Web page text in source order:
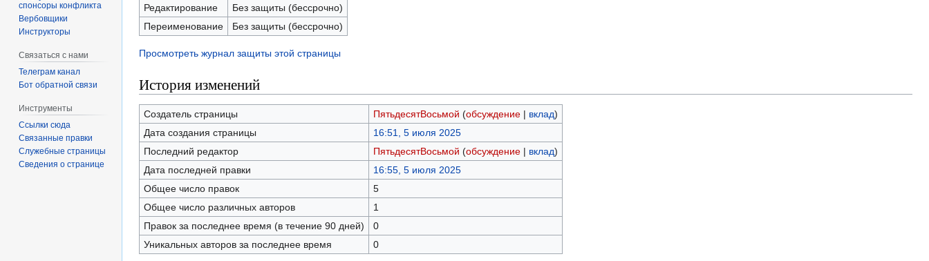
Редактирование
Без защиты (бессрочно)
Переименование
Без защиты (бессрочно)
Просмотреть журнал защиты этой страницы
История изменений
Создатель страницы ПятьдесятВосьмой (обсуждение| вклад)
Дата создания страницы
16:51, 5 июля 2025
Последний редактор
ПятьдесятВосьмой (обсуждение| вклад)
Дата последней правки
16:55, 5 июля 2025
Общее число правок
5
Общее число различных авторов
1
Правок за последнее время (в течение 90 дней)
0
Уникальных авторов за последнее время
0
спонсоры конфликта
‏‎Вербовщики
Инструкторы
Связаться с нами
Телеграм канал
Бот обратной связи
Инструменты
Ссылки сюда
Связанные правки
Служебные страницы
Сведения о странице